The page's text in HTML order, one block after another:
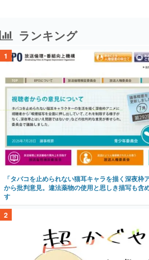
人間を増やし、加工し
ランキング
1
「タバコを止められない猫耳キャラを描く深夜枠
から批判意見。違法薬物の使用と思しき描写も含
す
2